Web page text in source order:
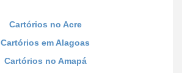
Cartórios no Acre
Cartórios em Alagoas
Cartórios no Amapá